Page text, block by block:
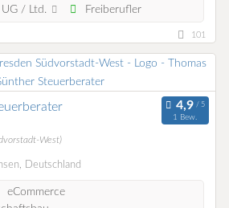
/ Ltd.
Freiberufler
101
1 Bew.
West)
Deutschland
eCommerce